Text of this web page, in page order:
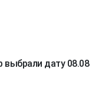
выбрали дату 08.08